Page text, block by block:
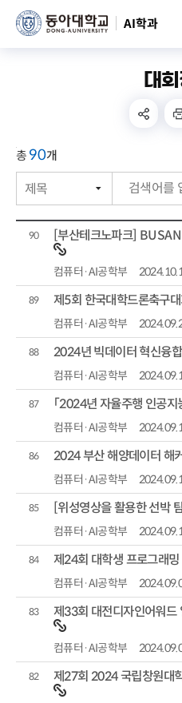
AI학과
대
총 90개
번호
제목
작성자
작성일자
조회수
90
컴퓨터·AI공학부
89 제5회 한국대학드론축구대
컴퓨터·AI공학부
88
컴퓨터·AI공학부
87 「2024년 자율주행 인공
컴퓨터·AI공학부
86 2024 부산 해양데이터 해
컴퓨터·AI공학부
85 [위성영상을 활용한 선박
컴퓨터·AI공학부
84 제24회 대학생 프로그래
컴퓨터·AI공학부
83
컴퓨터·AI공학부
82